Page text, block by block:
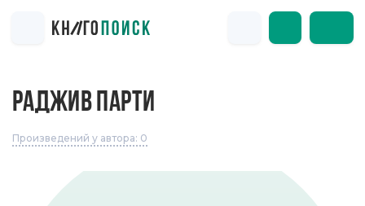
РАДЖИВ ПАРТИ
Произведений у автора: 0